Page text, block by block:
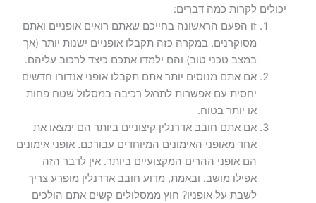
יכולים לקרות כמה דברים:
זו הפעם הראשונה בחייכם שאתם רואים אופניים ואתם
מסוקרנים. במקרה כזה תקבלו אופניים ישנות יותר (אך
במצב טכני טוב) והם ילמדו אתכם כיצד לרכוב עליהם.
אם אתם מנוסים יותר אתם תקבלו אופני אנדורו חדשים
יחסית עם אפשרות לתרגל רכיבה במסלול שטח פחות
או יותר בטוח.
אם אתם חובב אדרנלין קיצוניים ביותר הם ימצאו את
אחד מאופני האימונים המיוחדים עבורכם. אופני אימונים
הם אופני ההרים המקצועיים ביותר. אין לדבר הזה
אפילו מושב. ובאמת, מדוע חובב אדרנלין מופרע צריך
לשבת על אופניו? חוץ ממסלולים קשים אתם הולכים